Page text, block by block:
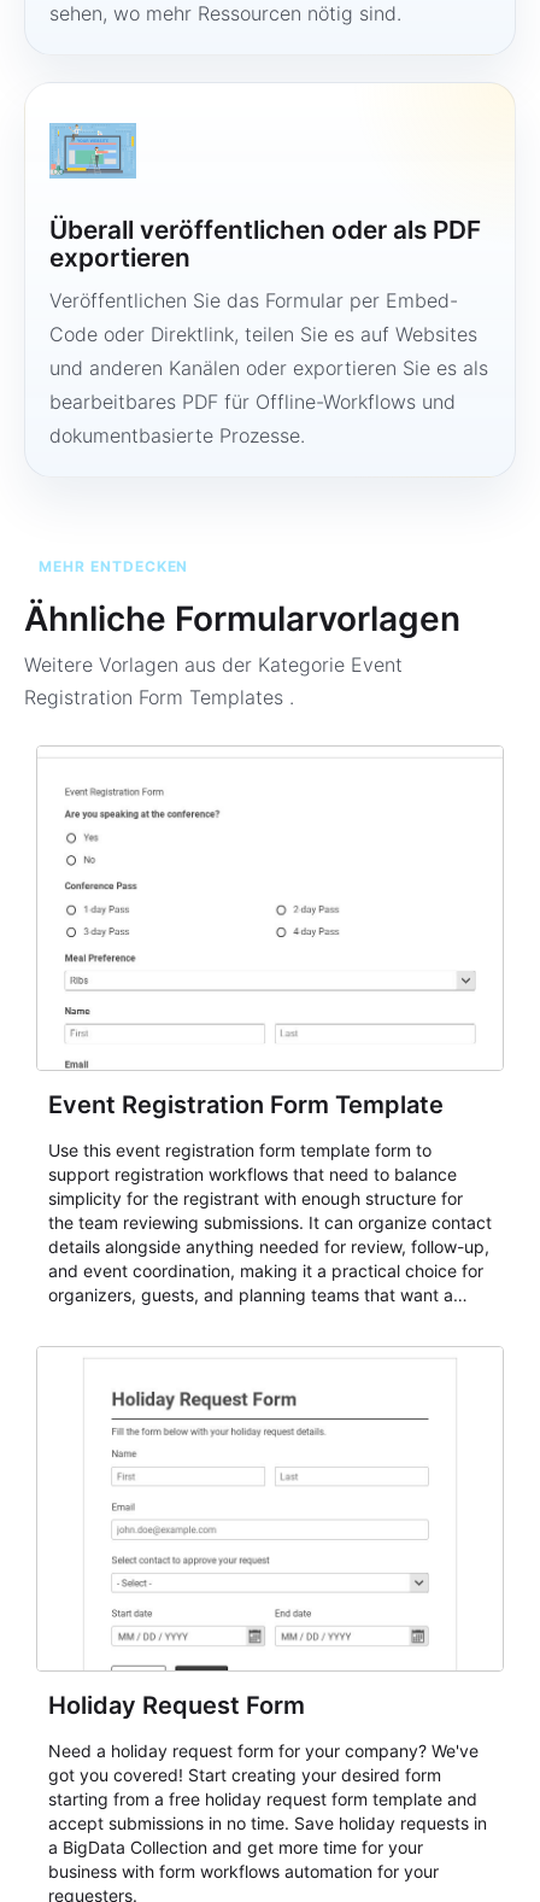
sehen, wo mehr Ressourcen nötig sind.
Überall veröffentlichen oder als PDF
exportieren
Veröffentlichen Sie das Formular per Embed-
Code oder Direktlink, teilen Sie es auf Websites
und anderen Kanälen oder exportieren Sie es als
bearbeitbares PDF für Offline-Workflows und
dokumentbasierte Prozesse.
MEHR ENTDECKEN
Ähnliche Formularvorlagen
Weitere Vorlagen aus der Kategorie Event
Registration Form Templates .
Event Registration Form Template
Use this event registration form template form to
support registration workflows that need to balance
simplicity for the registrant with enough structure for
the team reviewing submissions. It can organize contact
details alongside anything needed for review, follow-up,
and event coordination, making it a practical choice for
organizers, guests, and planning teams that want a
and participant management. The form is suitable for
student enrollment, volunteer registration, business
event intake, and membership participation. It helps
keep responses standardized so organizers can
evaluate submissions, manage next steps, and maintain
cleaner registration records over time.
Holiday Request Form
Need a holiday request form for your company? We've
got you covered! Start creating your desired form
starting from a free holiday request form template and
accept submissions in no time. Save holiday requests in
a BigData Collection and get more time for your
business with form workflows automation for your
requesters.